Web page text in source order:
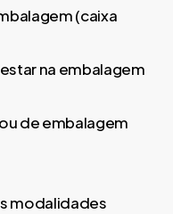
(caixa
na embalagem
de embalagem
modalidades